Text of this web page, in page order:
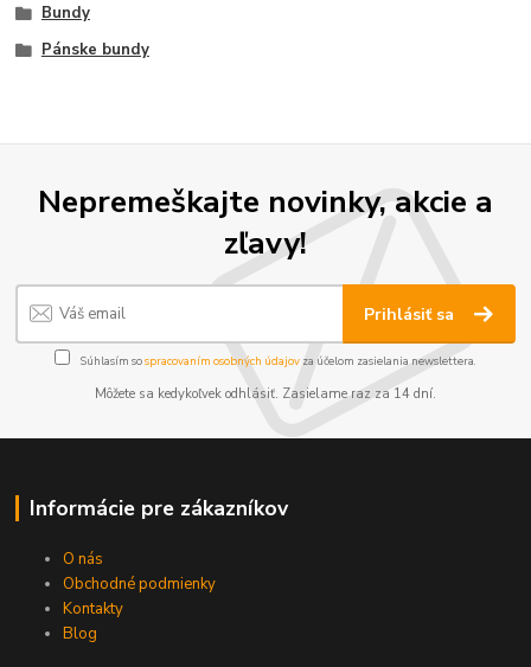
Bundy
Pánske bundy
Nepremeškajte novinky, akcie a
zľavy!
Prihlásiť sa
Súhlasím sospracovaním osobných údajov za účelom zasielania newslettera.
Môžete sa kedykoľvek odhlásiť. Zasielame raz za 14 dní.
Informácie pre zákazníkov
O nás
Obchodné podmienky
Kontakty
Blog